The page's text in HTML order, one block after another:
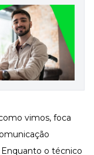
vimos, foca
o técnico